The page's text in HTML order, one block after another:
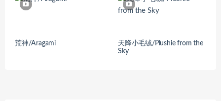
荒神/Aragami
天降小毛绒/Plushie from the
Sky